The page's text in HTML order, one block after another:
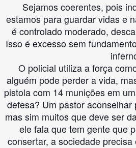
Sejamos coerentes, pois i
estamos para guardar vidas e
é controlado moderado,
Isso é excesso sem
O policial utiliza a força
alguém pode perder a vida,
pistola com 14 munições em
defesa? Um pastor
mas sim muitos que deve ser
ele fala que tem gente que
consertar, a sociedade